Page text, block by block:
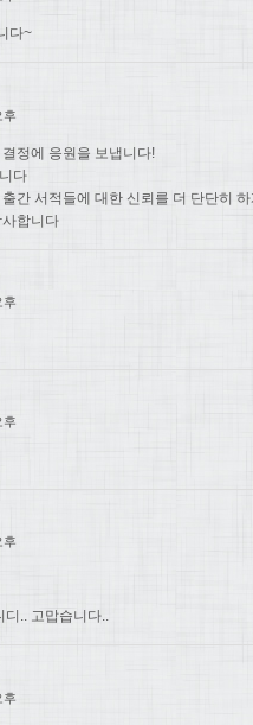
다~
후
정에 응원을 보냅니다!
다
간 서적들에 대한 신뢰를 더 단단히
합니다
후
후
후
디.. 고맙습니다..
후